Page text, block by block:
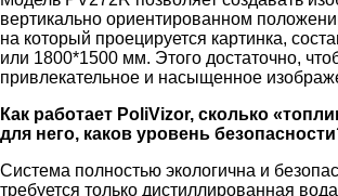
вертикально ориентированном
на который проецируется картинка,
или 1800*1500 мм. Этого достаточно,
привлекательное и насыщенное
Как работает PoliVizor, сколько
для него, каков уровень
Система полностью экологична и
требуется только дистиллированная